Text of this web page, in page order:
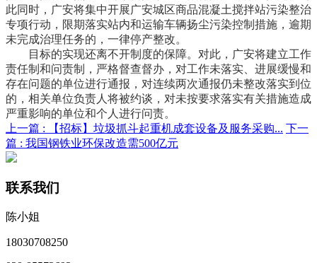
此同时，广安将集中开展广安城区商品混凝土搅拌站污染整治
专项行动，限期落实站内和运输车辆扬尘污染控制措施，逾期
未完成治理任务的，一律停产整改。
目标的实现还离不开制度的保障。对此，广安将建立工作
责任制和问责制，严格督查督办，对工作未落实、进展缓慢和
存在问题的单位进行通报，对连续两次通报仍未整改落实到位
的，相关单位负责人将被约谈，对未按要求落实有关措施造成
严重影响的单位和个人进行问责。
上一篇 :
【招标】垃圾抓斗起重机成套设备及服务采购... 下一
篇 : 我国钢铁业环保改造需500亿元
联系我们
陈小姐
18030708250